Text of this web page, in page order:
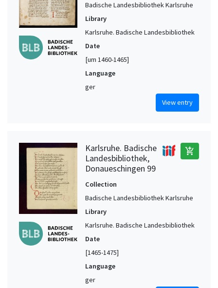
Badische Landesbibliothek Karlsruhe
Library
Karlsruhe. Badische Landesbibliothek
Date
[um 1460-1465]
Language
ger
View entry
Karlsruhe. Badische
Landesbibliothek,
Donaueschingen 99
add_shopping_cart
Collection
Badische Landesbibliothek Karlsruhe
Library
Karlsruhe. Badische Landesbibliothek
Date
[1465-1475]
Language
ger